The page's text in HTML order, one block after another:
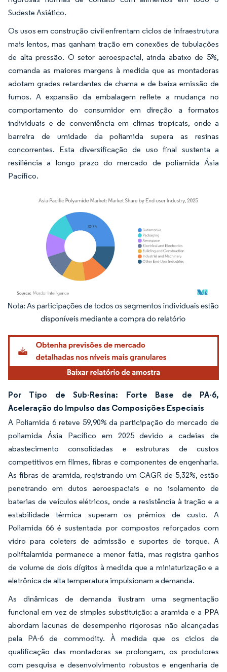
Sudeste Asiático.
Os usos em construção civil enfrentam ciclos de infraestrutura
mais lentos, mas ganham tração em conexões de tubulações
de alta pressão. O setor aeroespacial, ainda abaixo de 5%,
comanda as maiores margens à medida que as montadoras
adotam grades retardantes de chama e de baixa emissão de
fumos. A expansão da embalagem reflete a mudança no
comportamento do consumidor em direção a formatos
individuais e de conveniência em climas tropicais, onde a
barreira de umidade da poliamida supera as resinas
concorrentes. Esta diversificação de uso final sustenta a
resiliência a longo prazo do mercado de poliamida Ásia
Pacífico.
Imagem © Mordor Intelligence. O reuso requer atribuição conforme CC BY 4.0.
Por Tipo de Sub-Resina: Forte Base de PA-6,
Aceleração do Impulso das Composições Especiais
A Poliamida 6 reteve 59,90% da participação do mercado de
poliamida Ásia Pacífico em 2025 devido a cadeias de
abastecimento consolidadas e estruturas de custos
competitivos em filmes, fibras e componentes de engenharia.
As fibras de aramida, registrando um CAGR de 5,32%, estão
penetrando em dutos aeroespaciais e no isolamento de
baterias de veículos elétricos, onde a resistência à tração e a
estabilidade térmica superam os prêmios de custo. A
Poliamida 66 é sustentada por compostos reforçados com
vidro para coleters de admissão e suportes de torque. A
poliftalamida permanece a menor fatia, mas registra ganhos
de volume de dois dígitos à medida que a miniaturização e a
eletrônica de alta temperatura impulsionam a demanda.
As dinâmicas de demanda ilustram uma segmentação
funcional em vez de simples substituição: a aramida e a PPA
abordam lacunas de desempenho rigorosas não alcançadas
pela PA-6 de commodity. À medida que os ciclos de
qualificação das montadoras se prolongam, os produtores
com pesquisa e desenvolvimento robustos e engenharia de